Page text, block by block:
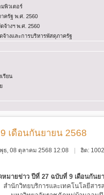
พิวเตอร์
ครัฐ พ.ศ. 2560
จ้างฯ พ.ศ. 2560
างและการบริหารพัสดุภาครัฐ
รียน
เดือนกันยายน 2568
ธ, 08 ตุลาคม 2568 12:08 ฮิต:
หมายข่าว ปีที่ 27 ฉบับที่ 9 เดือนกันย
สำนักวิทยบริการและเทคโนโลยีสาร